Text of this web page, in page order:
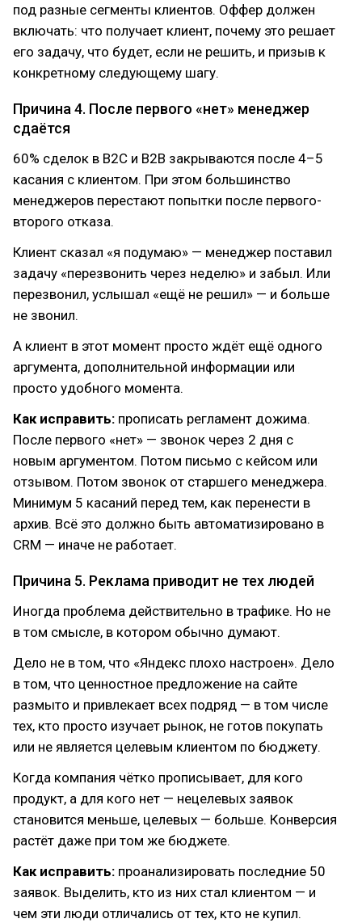
под разные сегменты клиентов. Оффер должен
включать: что получает клиент, почему это решает
его задачу, что будет, если не решить, и призыв к
конкретному следующему шагу.
Причина 4. После первого «нет» менеджер
сдаётся
60% сделок в B2C и B2B закрываются после 4–5
касания с клиентом. При этом большинство
менеджеров перестают попытки после первого-
второго отказа.
Клиент сказал «я подумаю» — менеджер поставил
задачу «перезвонить через неделю» и забыл. Или
перезвонил, услышал «ещё не решил» — и больше
не звонил.
А клиент в этот момент просто ждёт ещё одного
аргумента, дополнительной информации или
просто удобного момента.
Как исправить: прописать регламент дожима.
После первого «нет» — звонок через 2 дня с
новым аргументом. Потом письмо с кейсом или
отзывом. Потом звонок от старшего менеджера.
Минимум 5 касаний перед тем, как перенести в
архив. Всё это должно быть автоматизировано в
CRM — иначе не работает.
Причина 5. Реклама приводит не тех людей
Иногда проблема действительно в трафике. Но не
в том смысле, в котором обычно думают.
Дело не в том, что «Яндекс плохо настроен». Дело
в том, что ценностное предложение на сайте
размыто и привлекает всех подряд — в том числе
тех, кто просто изучает рынок, не готов покупать
или не является целевым клиентом по бюджету.
Когда компания чётко прописывает, для кого
продукт, а для кого нет — нецелевых заявок
становится меньше, целевых — больше. Конверсия
растёт даже при том же бюджете.
Как исправить: проанализировать последние 50
заявок. Выделить, кто из них стал клиентом — и
чем эти люди отличались от тех, кто не купил.